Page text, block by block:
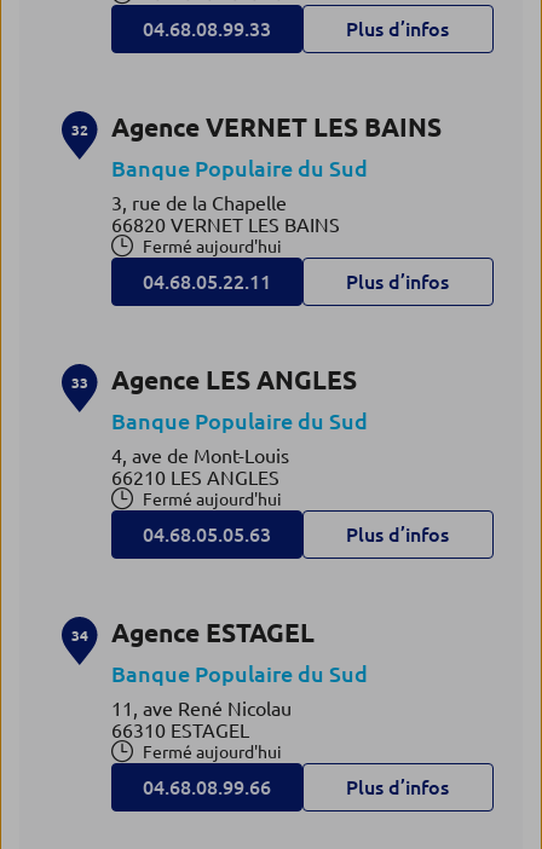
04.68.08.99.33 Plus d’infos
32 Agence VERNET LES BAINS
Banque Populaire du Sud
3, rue de la Chapelle
66820 VERNET LES BAINS
Fermé aujourd'hui
04.68.05.22.11 Plus d’infos
33 Agence LES ANGLES
Banque Populaire du Sud
4, ave de Mont-Louis
66210 LES ANGLES
Fermé aujourd'hui
04.68.05.05.63 Plus d’infos
34 Agence ESTAGEL
Banque Populaire du Sud
11, ave René Nicolau
66310 ESTAGEL
Fermé aujourd'hui
04.68.08.99.66 Plus d’infos